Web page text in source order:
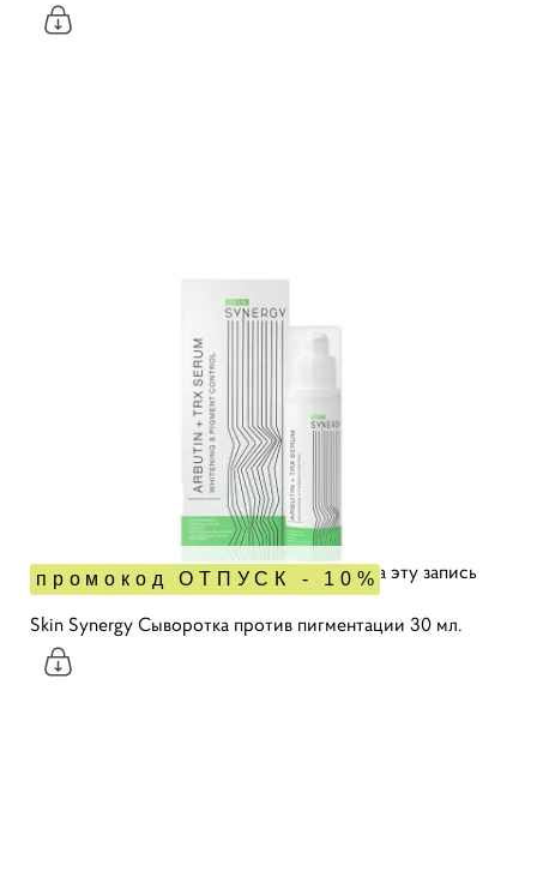
промокод ОТПУСК - 10%
Сыворотка есть в наличии, кликайте на эту запись
Skin Synergy Сыворотка против пигментации 30 мл.